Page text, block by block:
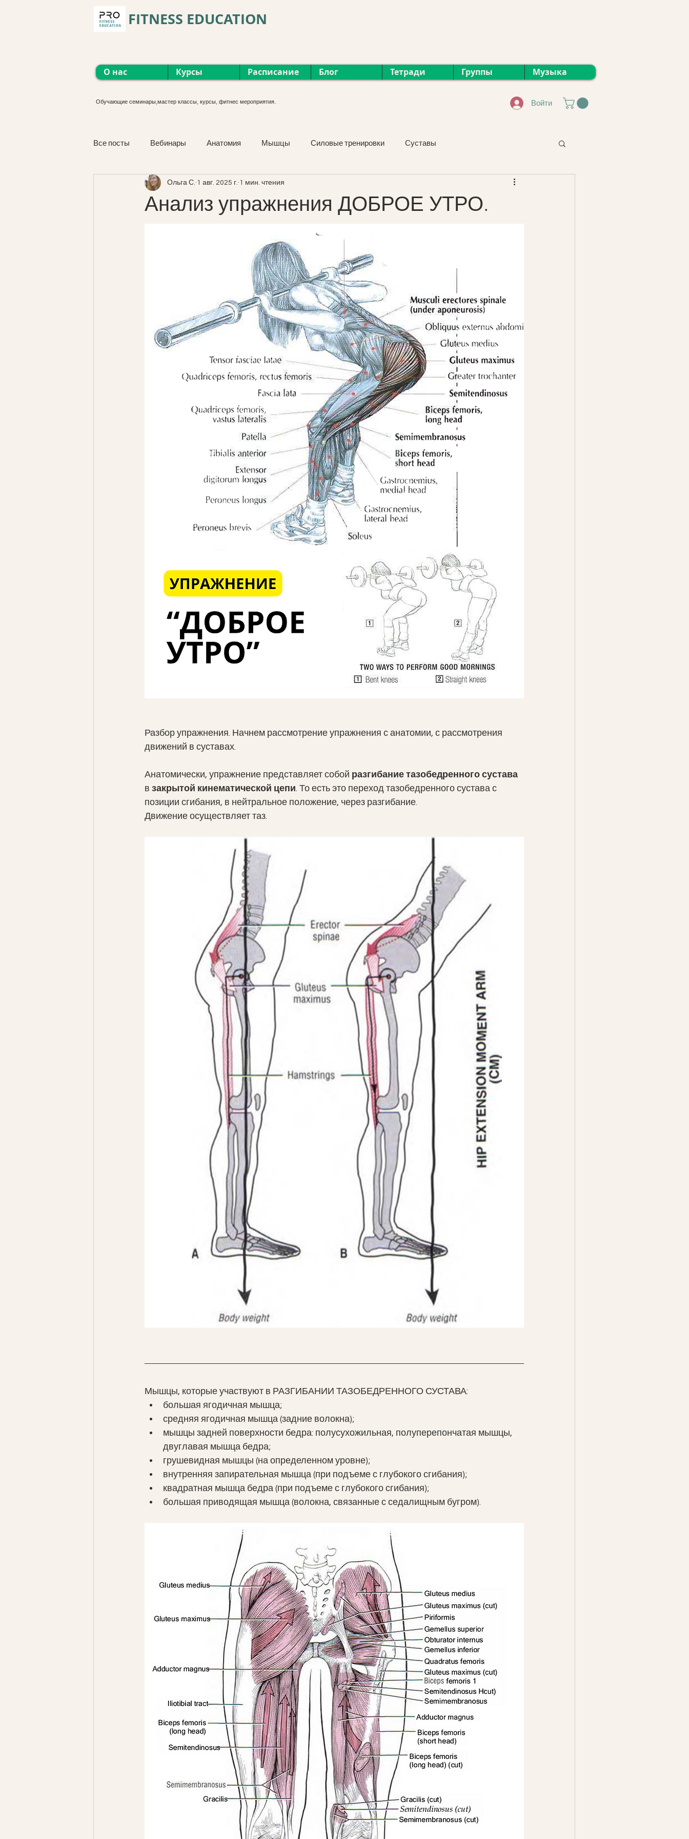
FITNESS EDUCATION
О нас Курсы Расписание Блог Тетради Группы Музыка
Обучающие семинары,мастер классы, курсы, фитнес мероприятия. Войти
Все посты Вебинары Анатомия Мышцы Силовые тренировки Суставы
Функциональные тренировки Курсы Фасция
Анализ упражнения ДОБРОЕ УТРО.
Ольга С. 1 авг. 2025 г. 1 мин. чтения
Разбор упражнения. Начнем рассмотрение упражнения с анатомии, с рассмотрения
движений в суставах.
Анатомически, упражнение представляет собой разгибание тазобедренного сустава
в закрытой кинематической цепи. То есть это переход тазобедренного сустава с
позиции сгибания, в нейтральное положение, через разгибание.
Движение осуществляет таз.
Мышцы, которые участвуют в РАЗГИБАНИИ ТАЗОБЕДРЕННОГО СУСТАВА:
большая ягодичная мышца;
средняя ягодичная мышца (задние волокна);
мышцы задней поверхности бедра: полусухожильная, полуперепончатая мышцы,
двуглавая мышца бедра;
грушевидная мышцы (на определенном уровне);
внутренняя запирательная мышца (при подъеме с глубокого сгибания);
квадратная мышца бедра (при подъеме с глубокого сгибания);
большая приводящая мышца (волокна, связанные с седалищным бугром).